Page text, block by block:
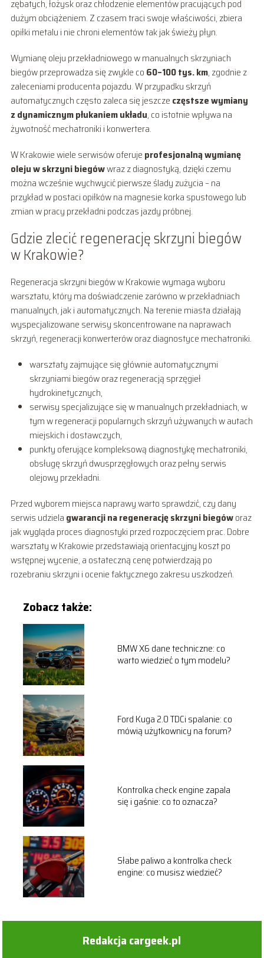
zębatych, łożysk oraz chłodzenie elementów pracujących pod
dużym obciążeniem. Z czasem traci swoje właściwości, zbiera
opiłki metalu i nie chroni elementów tak jak świeży płyn.
Wymianę oleju przekładniowego w manualnych skrzyniach
biegów przeprowadza się zwykle co 60–100 tys. km, zgodnie z
zaleceniami producenta pojazdu. W przypadku skrzyń
automatycznych często zaleca się jeszcze częstsze wymiany
z dynamicznym płukaniem układu, co istotnie wpływa na
żywotność mechatroniki i konwertera.
W Krakowie wiele serwisów oferuje profesjonalną wymianę
oleju w skrzyni biegówwraz z diagnostyką, dzięki czemu
można wcześnie wychwycić pierwsze ślady zużycia – na
przykład w postaci opiłków na magnesie korka spustowego lub
zmian w pracy przekładni podczas jazdy próbnej.
Gdzie zlecić regenerację skrzyni biegów
w Krakowie?
Regeneracja skrzyni biegów w Krakowie wymaga wyboru
warsztatu, który ma doświadczenie zarówno w przekładniach
manualnych, jak i automatycznych. Na terenie miasta działają
wyspecjalizowane serwisy skoncentrowane na naprawach
skrzyń, regeneracji konwerterów oraz diagnostyce mechatroniki.
warsztaty zajmujące się głównie automatycznymi
skrzyniami biegów oraz regeneracją sprzęgieł
hydrokinetycznych,
serwisy specjalizujące się w manualnych przekładniach, w
tym w regeneracji popularnych skrzyń używanych w autach
miejskich i dostawczych,
punkty oferujące kompleksową diagnostykę mechatroniki,
obsługę skrzyń dwusprzęgłowych oraz pełny serwis
olejowy przekładni.
Przed wyborem miejsca naprawy warto sprawdzić, czy dany
serwis udziela gwarancji na regenerację skrzyni biegóworaz
jak wygląda proces diagnostyki przed rozpoczęciem prac. Dobre
warsztaty w Krakowie przedstawiają orientacyjny koszt po
wstępnej wycenie, a ostateczną cenę potwierdzają po
rozebraniu skrzyni i ocenie faktycznego zakresu uszkodzeń.
Zobacz także:
BMW X6 dane techniczne: co
warto wiedzieć o tym modelu?
Ford Kuga 2.0 TDCi spalanie: co
mówią użytkownicy na forum?
Kontrolka check engine zapala
się i gaśnie: co to oznacza?
Słabe paliwo a kontrolka check
engine: co musisz wiedzieć?
Redakcja cargeek.pl